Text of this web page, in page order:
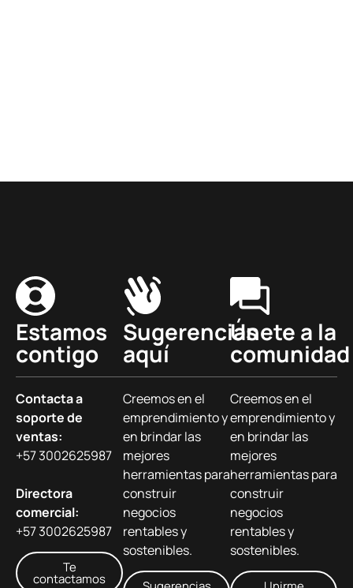
Estamos
contigo
Contacta a
soporte de
ventas:
+57 3002625987
Directora
comercial:
+57 3002625987
Te
contactamos
Sugerencias
aquí
Creemos en el
emprendimiento y
en brindar las
mejores
herramientas para
construir
negocios
rentables y
sostenibles.
Únete a la
comunidad
Creemos en el
emprendimiento y
en brindar las
mejores
herramientas para
construir
negocios
rentables y
sostenibles.